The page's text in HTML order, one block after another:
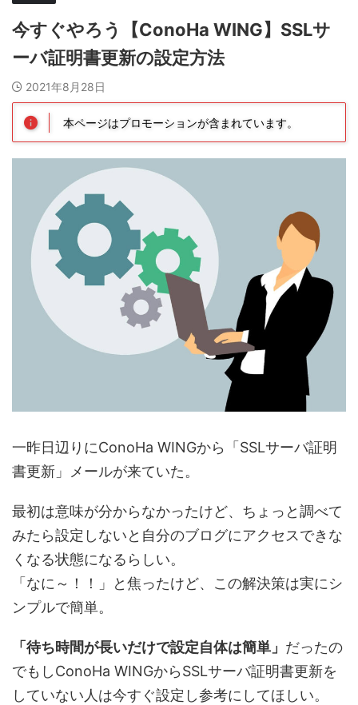
今すぐやろう【ConoHa WING】SSLサ
ーバ証明書更新の設定方法
2021年8月28日
本ページはプロモーションが含まれています。
一昨日辺りにConoHa WINGから「SSLサーバ証明
書更新」メールが来ていた。
最初は意味が分からなかったけど、ちょっと調べて
みたら設定しないと自分のブログにアクセスできな
くなる状態になるらしい。
「なに～！！」と焦ったけど、この解決策は実にシ
ンプルで簡単。
「待ち時間が長いだけで設定自体は簡単」 だったの
でもしConoHa WINGからSSLサーバ証明書更新を
していない人は今すぐ設定し参考にしてほしい。